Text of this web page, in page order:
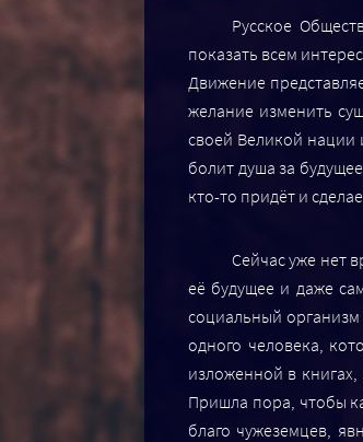
Русское
показать всем
Движение
желание изменить
своей Великой нации
болит душа за
кто-то придёт и
Сейчас уже нет
её будущее и даже
социальный
одного человека,
изложенной в книгах,
Пришла пора, чтобы
благо чужеземцев,